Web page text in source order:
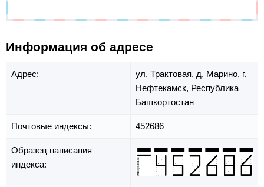
Информация об адресе
Адрес: ул. Трактовая, д. Марино, г.
Нефтекамск, Республика
Башкортостан
Почтовые индексы: 452686
Образец написания
индекса: